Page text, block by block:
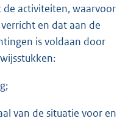
de activiteiten, waarvoor
en dat aan de
is voldaan door
van de situatie voor en